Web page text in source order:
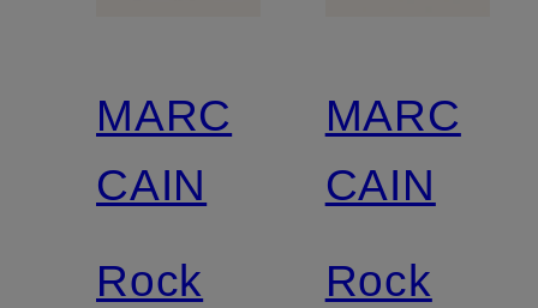
MARC
CAIN
Rock
MARC
CAIN
Rock